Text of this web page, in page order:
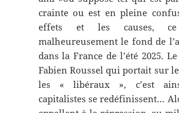
crainte ou est en pleine
effets et les causes,
malheureusement le fond de
dans la France de l’été 2025.
Fabien Roussel qui portait sur
les « libéraux », c’est
capitalistes se redéfinissent…